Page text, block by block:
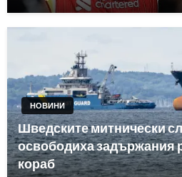
НОВИНИ
Шведските митнически
освободиха задържания
кораб